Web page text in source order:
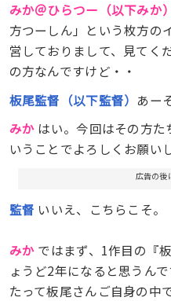
みか＠ひらつー（以下みか）
方つーしん」という枚方の
営しておりまして、見てく
の方なんですけど・・
板尾監督（以下監督） あー
みか はい。今回はその方た
いうことでよろしくお願い
広告の後
監督 いいえ、こちらこそ。
みか ではまず、1作目の『
ょうど2年になると思うん
たって板尾さんご自身の中